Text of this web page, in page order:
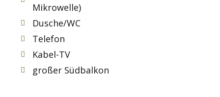
Mikrowelle)
Dusche/WC
Telefon
Kabel-TV
großer Südbalkon